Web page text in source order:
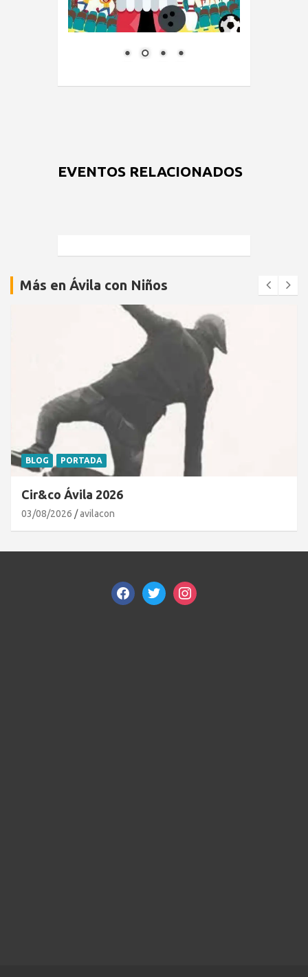
EVENTOS RELACIONADOS
Más en Ávila con Niños
BLOG PORTADA
Cir&co Ávila 2026
03/08/2026 avilacon
facebooktwitterinstagram